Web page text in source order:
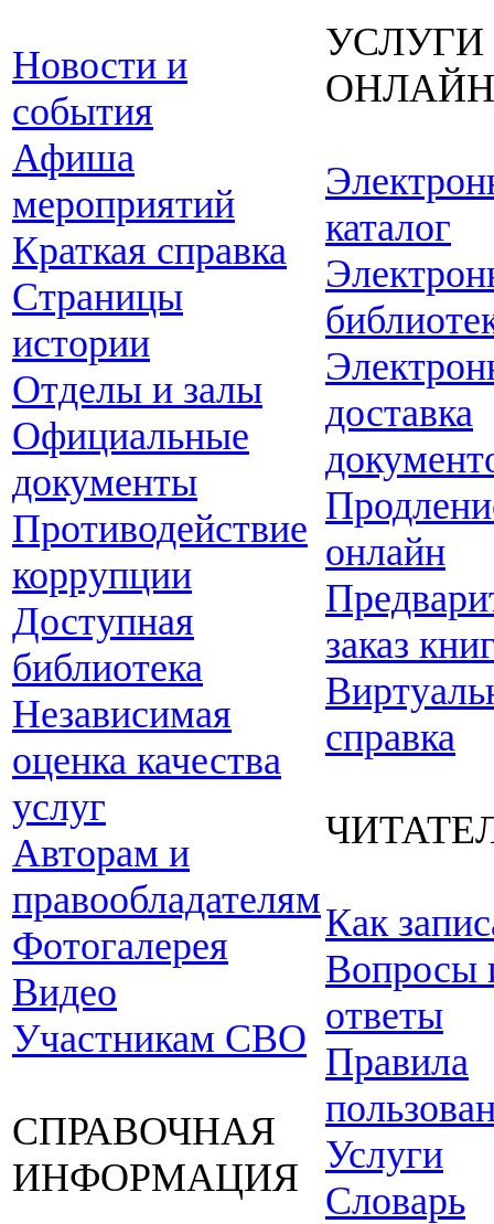
Новости и
события
Афиша
мероприятий
Краткая справка
Страницы
истории
Отделы и залы
Официальные
документы
Противодействие
коррупции
Доступная
библиотека
Независимая
оценка качества
услуг
Авторам и
правообладателям
Фотогалерея
Видео
Участникам СВО
СПРАВОЧНАЯ
ИНФОРМАЦИЯ
УСЛУГИ
ОНЛАЙН
каталог
доставка
онлайн
заказ
справка
Как
Вопросы
ответы
Правила
Услуги
Словарь